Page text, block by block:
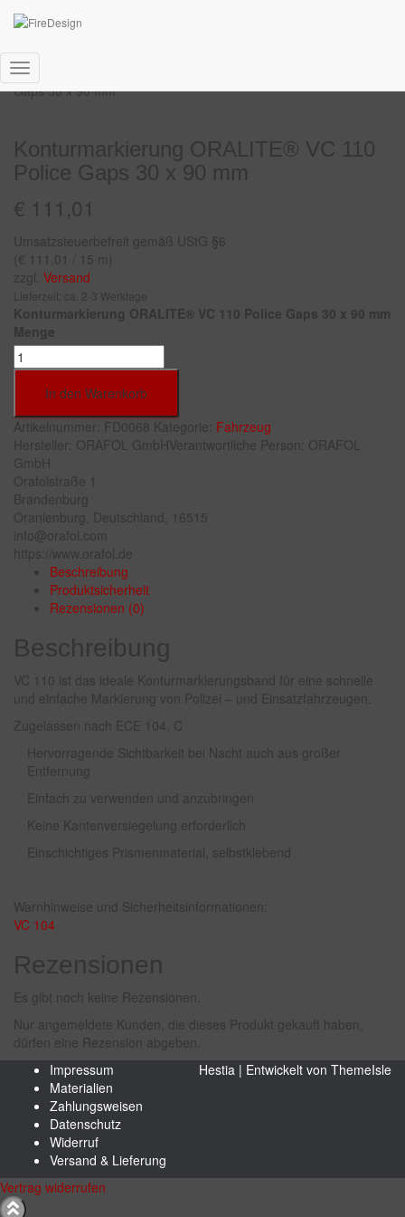
Navigation
umschalten
Start
Gaps 30 x 90 mm
Konturmarkierung ORALITE® VC 110
Police Gaps 30 x 90 mm
€ 111,01
Umsatzsteuerbefreit gemäß UStG §6
( € 111,01
/ 15 m)
zzgl. Versand
Lieferzeit: ca. 2-3 Werktage
Konturmarkierung ORALITE® VC 110 Police Gaps 30 x 90 mm
Menge
In den Warenkorb
Artikelnummer: FD0068 Kategorie: Fahrzeug
Hersteller: ORAFOL GmbHVerantwortliche Person: ORAFOL
GmbH
Orafolstraße 1
Brandenburg
Oranienburg, Deutschland, 16515
info@orafol.com
https://www.orafol.de
Beschreibung
Produktsicherheit
Rezensionen (0)
Beschreibung
VC 110 ist das ideale Konturmarkierungsband für eine schnelle
und einfache Markierung von Polizei – und Einsatzfahrzeugen.
Zugelassen nach ECE 104, C
Hervorragende Sichtbarkeit bei Nacht auch aus großer
Entfernung
Einfach zu verwenden und anzubringen
Keine Kantenversiegelung erforderlich
Einschichtiges Prismenmaterial, selbstklebend
Warnhinweise und Sicherheitsinformationen:
VC 104
Rezensionen
Es gibt noch keine Rezensionen.
Nur angemeldete Kunden, die dieses Produkt gekauft haben,
dürfen eine Rezension abgeben.
Impressum
Materialien
Zahlungsweisen
Datenschutz
Widerruf
Versand & Lieferung
Hestia | Entwickelt von ThemeIsle
Vertrag widerrufen